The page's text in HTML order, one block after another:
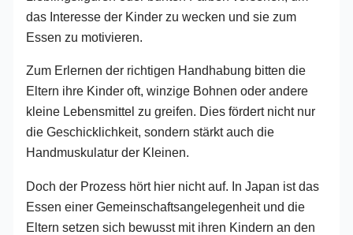
das Interesse der Kinder zu wecken und sie zum
Essen zu motivieren.
Zum Erlernen der richtigen Handhabung bitten die
Eltern ihre Kinder oft, winzige Bohnen oder andere
kleine Lebensmittel zu greifen. Dies fördert nicht nur
die Geschicklichkeit, sondern stärkt auch die
Handmuskulatur der Kleinen.
Doch der Prozess hört hier nicht auf. In Japan ist das
Essen einer Gemeinschaftsangelegenheit und die
Eltern setzen sich bewusst mit ihren Kindern an den